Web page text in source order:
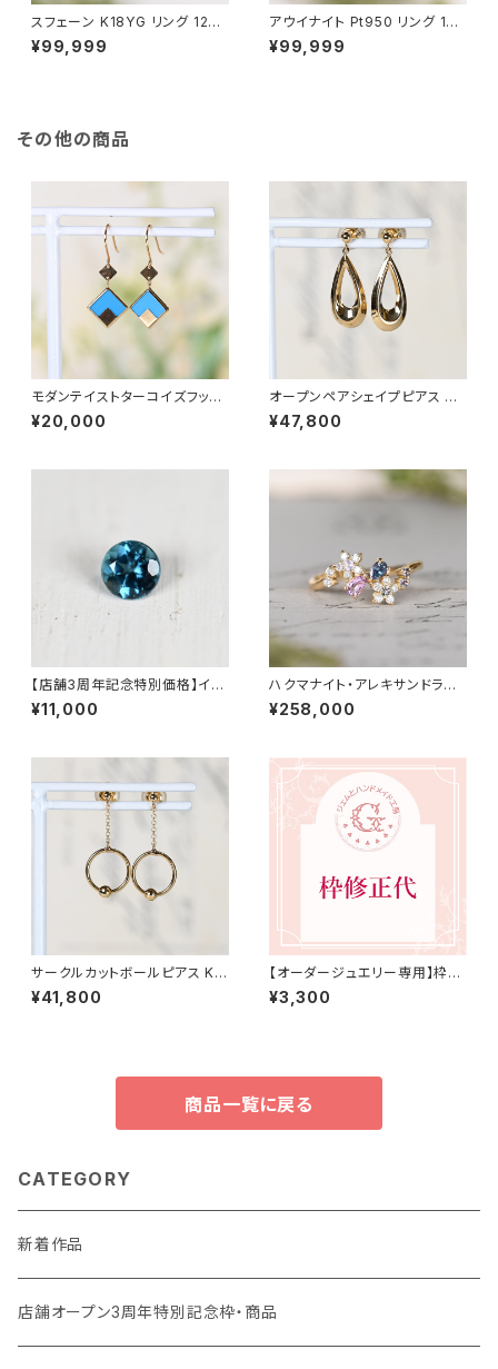
スフェーン K18YG リング 12号
（JK6390）
¥99,999
アウイナイト Pt950 リング 10
号（JK6900）
¥99,999
その他の商品
モダンテイストターコイズフック
ピアス K18YG（GH3098）
¥20,000
オープンペアシェイプピアス K1
8YG（GH3204）
¥47,800
【店舗3周年記念特別価格】イン
ディゴライトトルマリン 0.132ct
（ソーティング付き）SA27788
¥11,000
ハクマナイト・アレキサンドライ
ト K18YG リング 12号（GH109
6Bシュトラウス）
¥258,000
サークルカットボールピアス K1
8YG（GH3206）
¥41,800
【オーダージュエリー専用】枠修
正代 3,300円（税込）
¥3,300
商品一覧に戻る
CATEGORY
新着作品
店舗オープン3周年特別記念枠・商品